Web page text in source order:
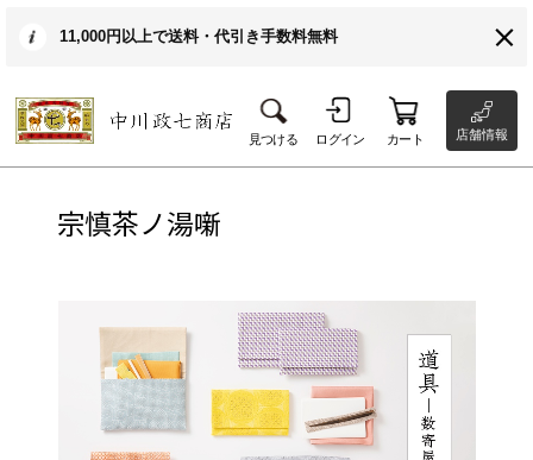
11,000円以上で送料・代引き手数料無料
見つける ログイン カート 店舗情報
宗慎茶ノ湯噺